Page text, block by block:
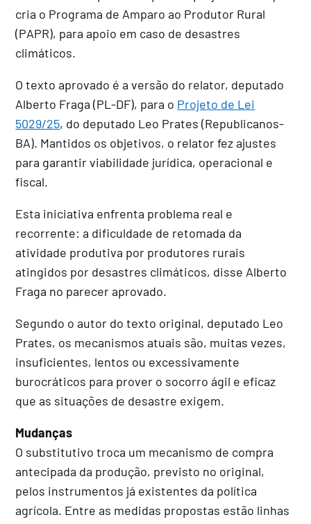
cria o Programa de Amparo ao Produtor Rural
(PAPR), para apoio em caso de desastres
climáticos.
O texto aprovado é a versão do relator, deputado
Alberto Fraga (PL-DF), para o Projeto de Lei
5029/25, do deputado Leo Prates (Republicanos-
BA). Mantidos os objetivos, o relator fez ajustes
para garantir viabilidade jurídica, operacional e
fiscal.
Esta iniciativa enfrenta problema real e
recorrente: a dificuldade de retomada da
atividade produtiva por produtores rurais
atingidos por desastres climáticos, disse Alberto
Fraga no parecer aprovado.
Segundo o autor do texto original, deputado Leo
Prates, os mecanismos atuais são, muitas vezes,
insuficientes, lentos ou excessivamente
burocráticos para prover o socorro ágil e eficaz
que as situações de desastre exigem.
Mudanças
O substitutivo troca um mecanismo de compra
antecipada da produção, previsto no original,
pelos instrumentos já existentes da política
agrícola. Entre as medidas propostas estão linhas